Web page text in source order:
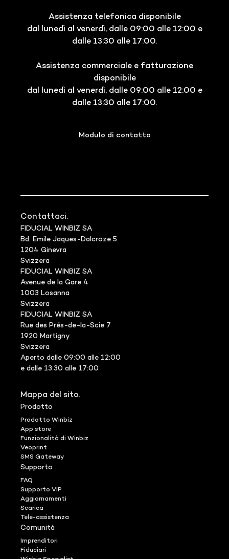
Assistenza telefonica disponibile
dal lunedì al venerdì, dalle 09:00 alle 12:00 e
dalle 13:30 alle 17:00.
Assistenza commerciale e fatturazione
disponibile
dal lunedì al venerdì, dalle 09:00 alle 12:00 e
dalle 13:30 alle 17:00.
Modulo di contatto
Contattaci.
FIDUCIAL WINBIZ SA
Bd. Emile Jaques-Dalcroze 5
1204 Ginevra
Svizzera
FIDUCIAL WINBIZ SA
Avenue de la Gare 4
1003 Losanna
Svizzera
FIDUCIAL WINBIZ SA
Rue des Prés-de-la-Scie 7
1920 Martigny
Svizzera
Aperto dalle 09:00 alle 12:00
e dalle 13:30 alle 17:00
Mappa del sito.
Prodotto
Prodotto Winbiz
App store
Funzionalità di Winbiz
Veoprint
SMS Gateway
Supporto
FAQ
Supporto VIP
Aggiornamenti
Scarica
Tele-assistenza
Comunità
Imprenditori
Fiduciari